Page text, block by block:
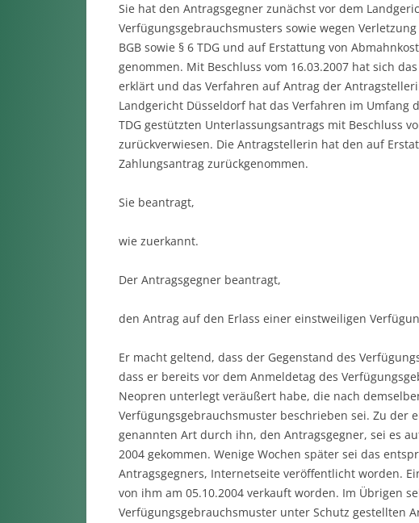
Sie hat den Antragsgegner zunächst vor dem
Verfügungsgebrauchsmusters sowie wegen
BGB sowie § 6 TDG und auf Erstattung von
genommen. Mit Beschluss vom 16.03.2007 hat sich
erklärt und das Verfahren auf Antrag der
Landgericht Düsseldorf hat das Verfahren im Umfang
TDG gestützten Unterlassungsantrags mit Beschluss
zurückverwiesen. Die Antragstellerin hat den auf
Zahlungsantrag zurückgenommen.
Sie beantragt,
wie zuerkannt.
Der Antragsgegner beantragt,
den Antrag auf den Erlass einer einstweiligen
Er macht geltend, dass der Gegenstand des
dass er bereits vor dem Anmeldetag des
Neopren unterlegt veräußert habe, die nach
Verfügungsgebrauchsmuster beschrieben sei. Zu der
genannten Art durch ihn, den Antragsgegner, sei es
2004 gekommen. Wenige Wochen später sei das
Antragsgegners, Internetseite veröffentlicht worden.
von ihm am 05.10.2004 verkauft worden. Im Übrigen
Verfügungsgebrauchsmuster unter Schutz gestellten